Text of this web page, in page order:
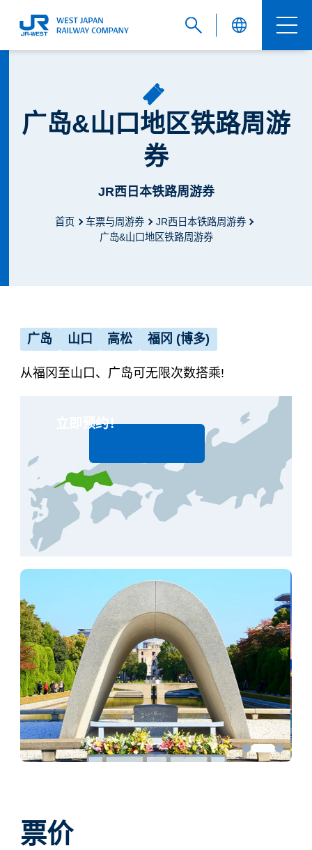
簡体中文
ภาษาไทย
广岛&山口地区铁路周游
券
JR西日本铁路周游券
首页 车票与周游券
JR西日本铁路周游券
广岛&山口地区铁路周游券
广岛 山口 高松 福冈 (博多)
从福冈至山口、广岛可无限次数搭乘!
立即预约！
票价